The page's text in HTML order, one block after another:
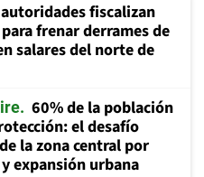
fiscalizan
frenar derrames de
salares del norte de
60% de la población
el desafío
la zona central por
expansión urbana